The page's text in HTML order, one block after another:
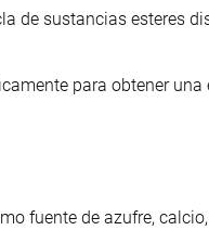
de sustancias esteres
para obtener una
fuente de azufre,